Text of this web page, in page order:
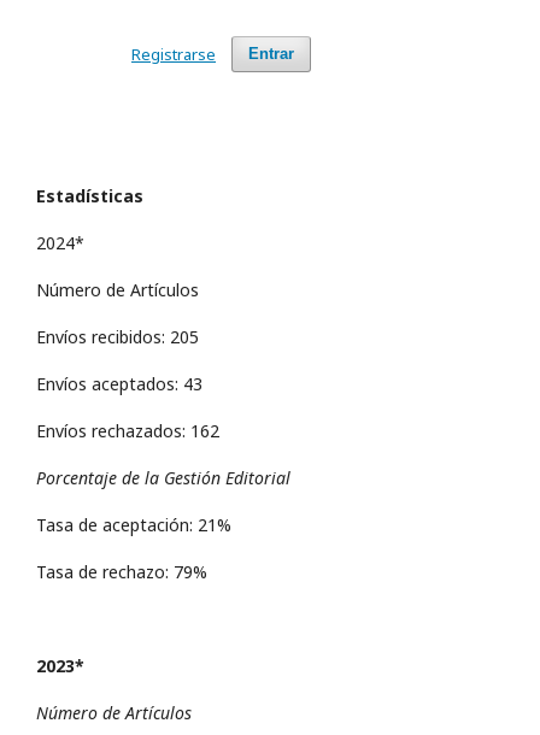
Entrar
Registrarse
Estadísticas
2024*
Número de Artículos
Envíos recibidos: 205
Envíos aceptados: 43
Envíos rechazados: 162
Porcentaje de la Gestión Editorial
Tasa de aceptación: 21%
Tasa de rechazo: 79%
2023*
Número de Artículos